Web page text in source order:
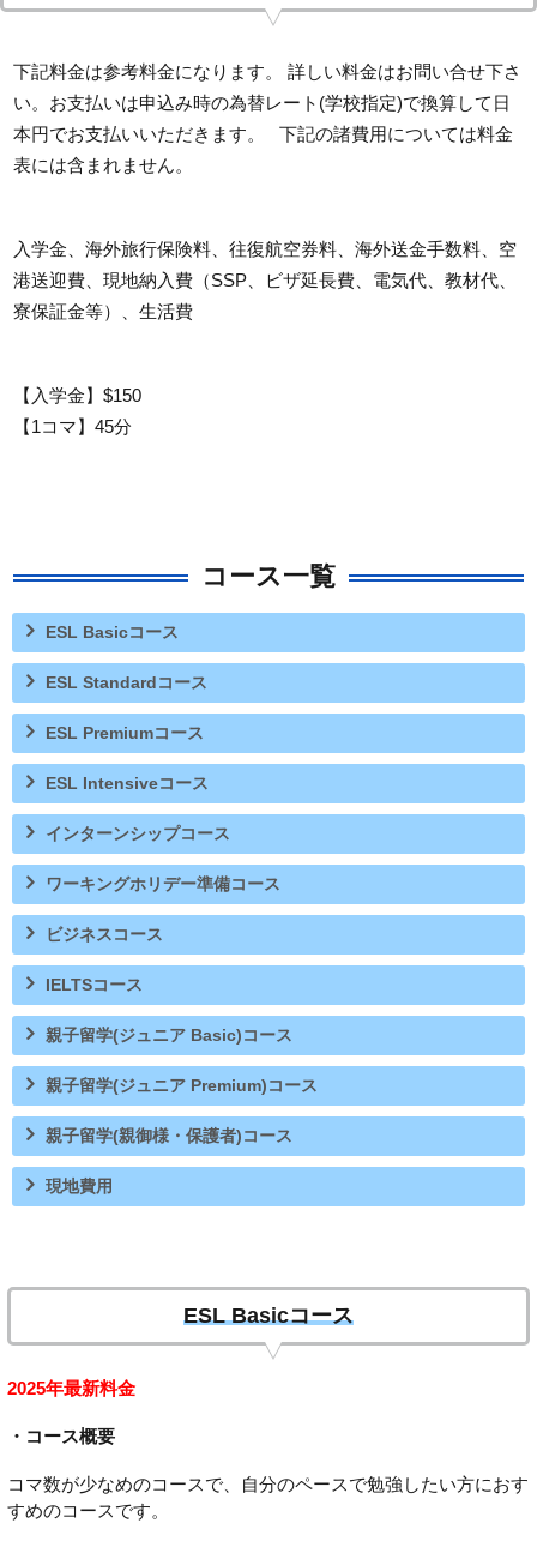
下記料金は参考料金になります。 詳しい料金はお問い合せ下さ
い。お支払いは申込み時の為替レート(学校指定)で換算して日
本円でお支払いいただきます。 下記の諸費用については料金
表には含まれません。
入学金、海外旅行保険料、往復航空券料、海外送金手数料、空
港送迎費、現地納入費（SSP、ビザ延長費、電気代、教材代、
寮保証金等）、生活費
【入学金】$150
【1コマ】45分
コース一覧
ESL Basicコース
ESL Standardコース
ESL Premiumコース
ESL Intensiveコース
インターンシップコース
ワーキングホリデー準備コース
ビジネスコース
IELTSコース
親子留学(ジュニア Basic)コース
親子留学(ジュニア Premium)コース
親子留学(親御様・保護者)コース
現地費用
ESL Basicコース
2025年最新料金
・コース概要
コマ数が少なめのコースで、自分のペースで勉強したい方におす
すめのコースです。